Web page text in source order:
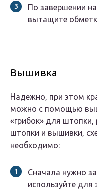
По завершении
вытащите
Вышивка
Надежно, при этом
можно с помощью
«грибок» для штопки,
штопки и вышивки,
необходимо:
Сначала нужно
используйте для